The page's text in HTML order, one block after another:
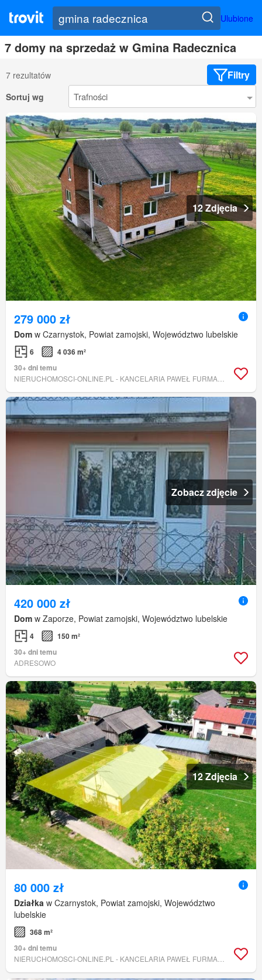
Ulubione
7 domy na sprzedaż w Gmina Radecznica
7 rezultatów Filtry
Sortuj wg
12 Zdjęcia
279 000 zł
Dom w Czarnystok, Powiat zamojski, Województwo lubelskie
6
4 036 m²
30+ dni temu
Zobacz zdjęcie
420 000 zł
Dom w Zaporze, Powiat zamojski, Województwo lubelskie
4
150 m²
30+ dni temu
ADRESOWO
12 Zdjęcia
80 000 zł
Działka w Czarnystok, Powiat zamojski, Województwo
lubelskie
368 m²
30+ dni temu